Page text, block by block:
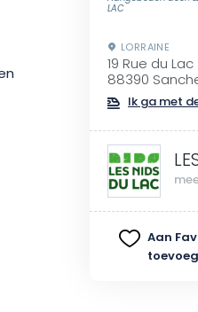
LAC
LORRAINE
19 Rue du Lac
88390
Ik ga met
Aan